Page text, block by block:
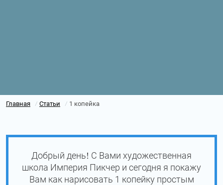
Главная / Статьи / 1 копейка
Добрый день! С Вами художественная
школа Империя Пикчер и сегодня я покажу
Вам как нарисовать 1 копейку простым